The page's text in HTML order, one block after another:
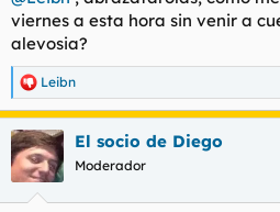
viernes a esta hora sin venir a
alevosia?
R
e
a
c
c
i
Leibn
El socio de Diego
Moderador